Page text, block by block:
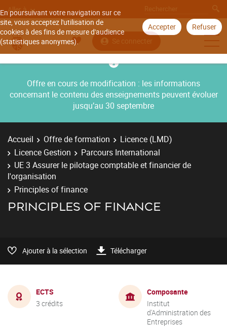
En poursuivant votre navigation sur ce
site, vous acceptez l'utilisation de
cookies à des fins de mesure d'audience
(statistiques anonymes).
Accepter Refuser
Aller à
Se connecter
Offre en cours de modification : les informations
concernant le contenu des enseignements peuvent évoluer
jusqu’au 30 septembre
Accueil Offre de formation
Licence (LMD)
Licence Gestion
Parcours International
UE 3 Assurer le pilotage comptable et financier de
l'organisation
Principles of finance
PRINCIPLES OF FINANCE
Ajouter à la sélection Télécharger
ECTS
3 crédits
Composante
Institut
d'Administration des
Entreprises